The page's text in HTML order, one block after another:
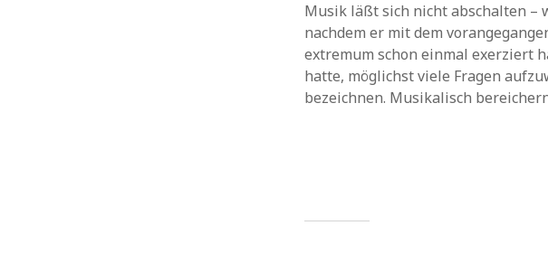
Musik läßt sich nicht abschalten –
nachdem er mit dem
extremum schon einmal exerziert
hatte, möglichst viele Fragen
bezeichnen. Musikalisch